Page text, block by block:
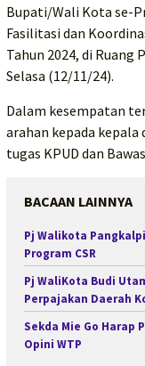
Bupati/Wali Kota se-
Fasilitasi dan
Tahun 2024, di Ruang
Selasa (12/11/24).
Dalam kesempatan
arahan kepada kepala
tugas KPUD dan
BACAAN LAINNYA
Pj Walikota
Program CSR
Pj WaliKota Budi
Perpajakan Daerah
Sekda Mie Go Harap
Opini WTP